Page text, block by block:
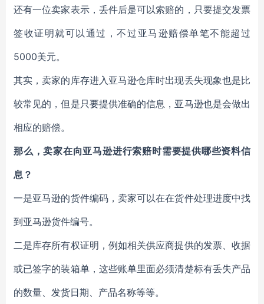
还有一位卖家表示，丢件后是可以索赔的，只要提交发票
签收证明就可以通过，不过亚马逊赔偿单笔不能超过
5000美元。
其实，卖家的库存进入亚马逊仓库时出现丢失现象也是比
较常见的，但是只要提供准确的信息，亚马逊也是会做出
相应的赔偿。
那么，卖家在向亚马逊进行索赔时需要提供哪些资料信
息？
一是亚马逊的货件编码，卖家可以在在货件处理进度中找
到亚马逊货件编号。
二是库存所有权证明，例如相关供应商提供的发票、收据
或已签字的装箱单，这些账单里面必须清楚标有丢失产品
的数量、发货日期、产品名称等等。